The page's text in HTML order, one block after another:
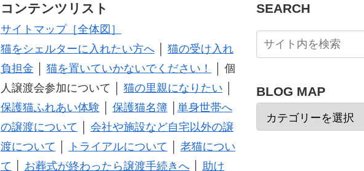
コンテンツリスト
サイトマップ［全体図］
猫をシェルターに入れたい方へ│ 猫の受け入れ
負担金
猫を置いていかないでください！
│ 個
人譲渡会参加について │ 猫の里親になりたい
保護猫ふれあい体験
保護猫名簿│ 単身世帯へ
の譲渡について
会社や施設など自宅以外の譲
渡について
トライアルについて
老猫につい
て
お葬式が終わったら譲渡手続きへ│ 助け
SEARCH
BLOG MAP